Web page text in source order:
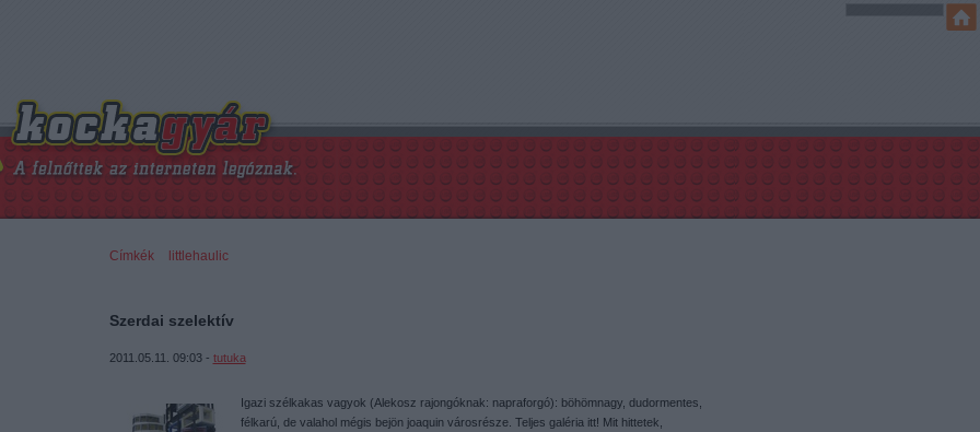
Címkék» littlehaulic
Szerdai szelektív
2011.05.11. 09:03 - tutuka
Igazi szélkakas vagyok (Alekosz rajongóknak: napraforgó): böhömnagy, dudormentes,
félkarú, de valahol mégis bejön joaquin városrésze. Teljes galéria itt! Mit hittetek,